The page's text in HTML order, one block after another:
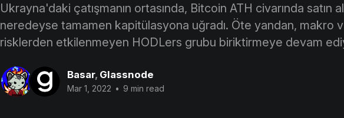
Ukrayna'daki çatışmanın ortasında, Bitcoin ATH civarında satın
neredeyse tamamen kapitülasyona uğradı. Öte yandan, makro
risklerden etkilenmeyen HODLers grubu biriktirmeye devam
Basar, Glassnode
Mar 1, 2022 • 9 min read